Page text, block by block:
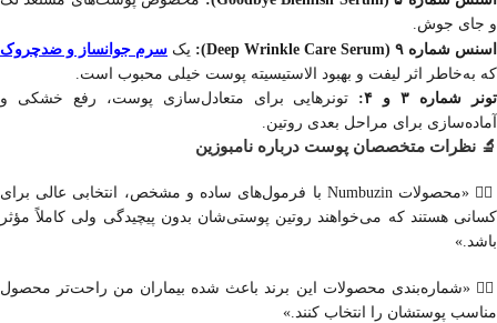
و جای جوش.
اسنس شماره ۹ (Deep Wrinkle Care Serum):
یک سرم جوانساز و ضدچروک
که به‌خاطر اثر لیفت و بهبود الاستیسیته پوست خیلی محبوب است.
تونر شماره ۳ و ۴:
تونرهایی برای متعادل‌سازی پوست، رفع خشکی و
آماده‌سازی برای مراحل بعدی روتین.
🔬 نظرات متخصصان پوست درباره نامبوزین
👩‍⚕️ «محصولات Numbuzin با فرمول‌های ساده و مشخص، انتخابی عالی برای
کسانی هستند که می‌خواهند روتین پوستی‌شان بدون پیچیدگی ولی کاملاً مؤثر
باشد.»
👨‍⚕️ «شماره‌بندی محصولات این برند باعث شده بیماران من راحت‌تر محصول
مناسب پوستشان را انتخاب کنند.»